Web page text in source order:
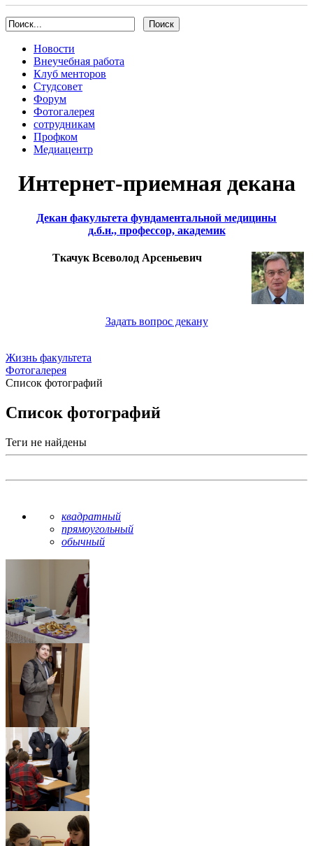
Новости
Внеучебная работа
Клуб менторов
Студсовет
Форум
Фотогалерея
сотрудникам
Профком
Медиацентр
Интернет-приемная декана
Декан факультета фундаментальной медицины
д.б.н., профессор, академик
Ткачук Всеволод Арсеньевич
Задать вопрос декану
Жизнь факультета
Фотогалерея
Список фотографий
Список фотографий
Теги не найдены
квадратный
прямоугольный
обычный